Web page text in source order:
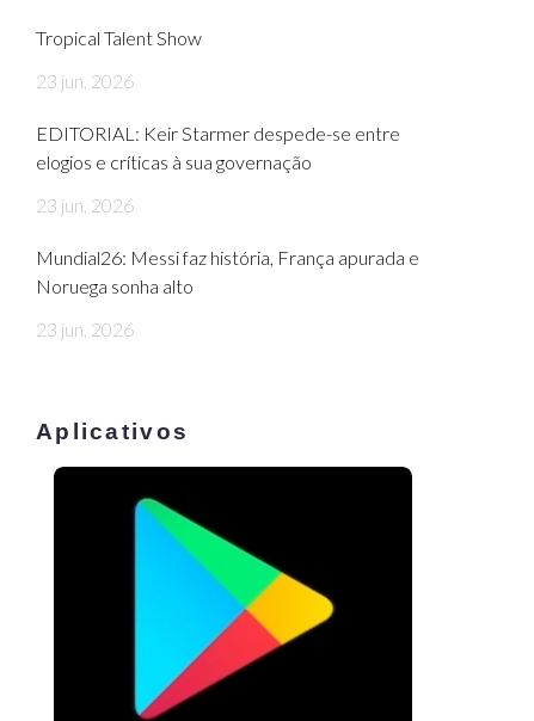
Tropical Talent Show
23 jun, 2026
EDITORIAL: Keir Starmer despede-se entre
elogios e críticas à sua governação
23 jun, 2026
Mundial26: Messi faz história, França apurada e
Noruega sonha alto
23 jun, 2026
Aplicativos